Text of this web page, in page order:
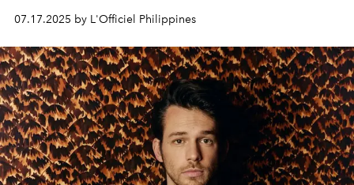
conversation just as he wrapped his appearances at two
of the week's most anticipated shows:Kenzoand
Hermès.
07.17.2025 by L'Officiel Philippines